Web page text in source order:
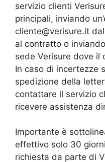
servizio clienti
principali, inviando
cliente@verisure.it
al contratto o
sede Verisure dove il
In caso di incertezze
spedizione della
contattare il servizio
ricevere assistenza
Importante è
effettivo solo 30
richiesta da parte di